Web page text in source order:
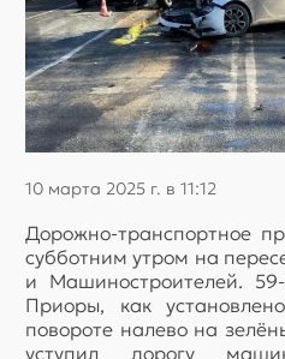
10 марта 2025 г. в 11:12
Дорожно-транспортное
субботним утром на
и Машиностроителей.
Приоры, как
повороте налево на
уступил дорогу